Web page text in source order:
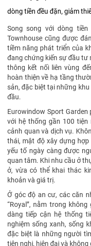
dòng tiền đều đặn, giảm
Song song với dòng
Townhouse cũng được
tiềm năng phát triển của
đang chứng kiến sự đầu tư
thông kết nối liên vùng
hoàn thiện về hạ tầng
sản, đặc biệt tại những
đầu.
Eurowindow Sport
với hệ thống gần 100
cảnh quan và dịch vụ.
thái, mật độ xây dựng
yếu tố ngày càng được
quan tâm. Khi nhu cầu ở
ở, vừa có thể khai thác
khoản và giá trị.
Ở góc độ an cư, các căn
“Royal”, nằm trong
dàng tiếp cận hệ thống
nghiệm sống xanh, sống
đặc biệt là những người
tiện nghi, hiện đại và